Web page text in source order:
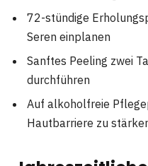
72-stündige
Seren einplanen
Sanftes Peeling zwei
durchführen
Auf alkoholfreie
Hautbarriere zu